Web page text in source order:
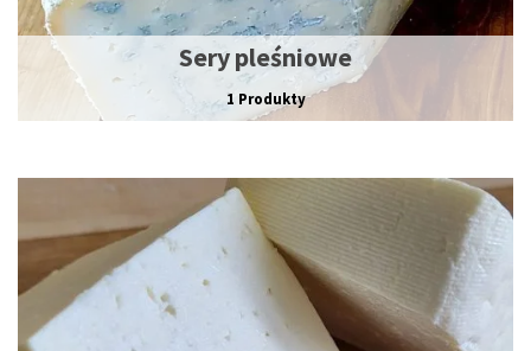
Sery pleśniowe
1 Produkty